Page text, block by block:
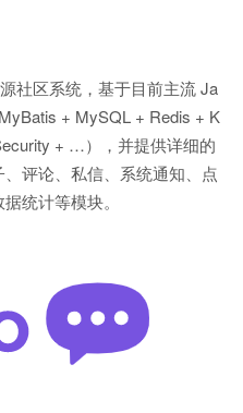
社区系统，基于目前主流 Ja
+ MySQL + Redis + K
+ …），并提供详细的
评论、私信、系统通知、点
统计等模块。